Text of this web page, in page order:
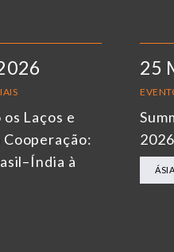
Laços e
Cooperação:
à
25
2026